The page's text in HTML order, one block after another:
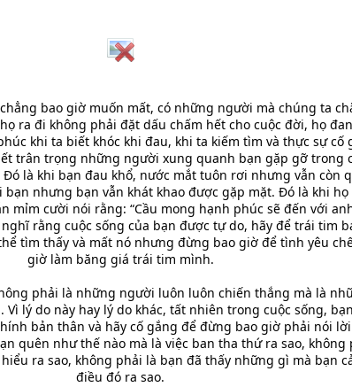
bao giờ muốn mất, có những người mà chúng ta
ra đi không phải đặt dấu chấm hết cho cuộc đời, họ
khi ta biết khóc khi đau, khi ta kiếm tìm và thực sự cố
trân trọng những người xung quanh bạn gặp gỡ trong
Đó là khi bạn đau khổ, nước mắt tuôn rơi nhưng vẫn còn
nhưng bạn vẫn khát khao được gặp mặt. Đó là khi họ
mỉm cười nói rằng: “Cầu mong hạnh phúc sẽ đến với
rằng cuộc sống của bạn được tự do, hãy để trái tim
tìm thấy và mất nó nhưng đừng bao giờ để tình yêu
giờ làm băng giá trái tim mình.
phải là những người luôn luôn chiến thắng mà là
lý do này hay lý do khác, tất nhiên trong cuộc sống,
bản thân và hãy cố gắng để đừng bao giờ phải nói
quên như thế nào mà là việc ban tha thứ ra sao, không
ra sao, không phải là bạn đã thấy những gì mà bạn
điều đó ra sao.